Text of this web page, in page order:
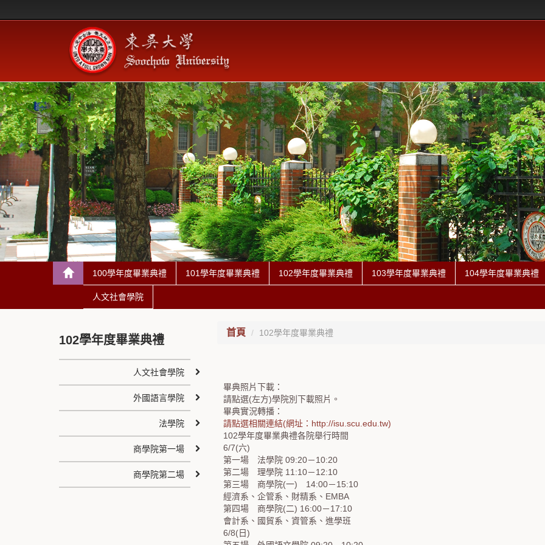
100學年度畢業典禮 101學年度畢業典禮 102學年度畢業典禮 103學年度畢業典禮 104學年度畢業典禮
人文社會學院
首頁 102學年度畢業典禮
畢典照片下載：
請點選(左方)學院別下載照片。
畢典實況轉播：
請點選相關連結(網址：http://isu.scu.edu.tw)
102學年度畢業典禮各院舉行時間
6/7(六)
第一場 法學院 09:20－10:20
第二場 理學院 11:10－12:10
第三場 商學院(一) 14:00－15:10
經濟系、企管系、財精系、EMBA
第四場 商學院(二) 16:00－17:10
會計系、國貿系、資管系、進學班
6/8(日)
102學年度畢業典禮
人文社會學院
外國語言學院
法學院
商學院第一場
商學院第二場